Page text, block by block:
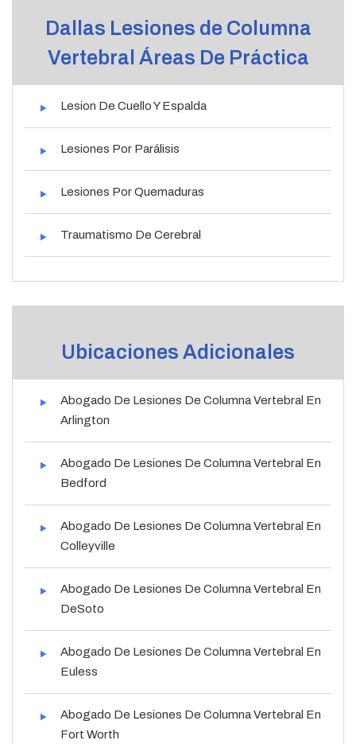
Dallas Lesiones de Columna
Vertebral Áreas De Práctica
Lesion De Cuello Y Espalda
Lesiones Por Parálisis
Lesiones Por Quemaduras
Traumatismo De Cerebral
Ubicaciones Adicionales
Abogado De Lesiones De Columna Vertebral En
Arlington
Abogado De Lesiones De Columna Vertebral En
Bedford
Abogado De Lesiones De Columna Vertebral En
Colleyville
Abogado De Lesiones De Columna Vertebral En
DeSoto
Abogado De Lesiones De Columna Vertebral En
Euless
Abogado De Lesiones De Columna Vertebral En
Fort Worth